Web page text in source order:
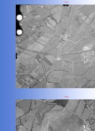
1951
1962